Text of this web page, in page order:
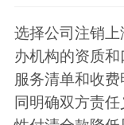
选择公司注销
办机构的资质
服务清单和收
同明确双方责